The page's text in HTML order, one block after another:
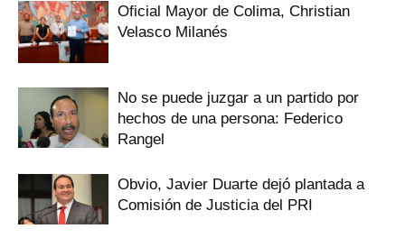
Oficial Mayor de Colima, Christian
Velasco Milanés
No se puede juzgar a un partido por
hechos de una persona: Federico
Rangel
Obvio, Javier Duarte dejó plantada a
Comisión de Justicia del PRI